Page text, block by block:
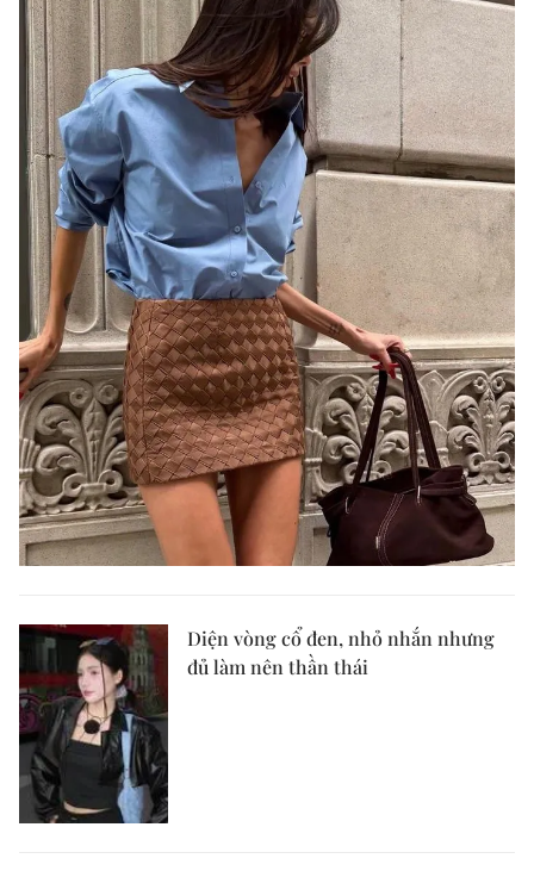
Diện vòng cổ đen, nhỏ nhắn nhưng
đủ làm nên thần thái